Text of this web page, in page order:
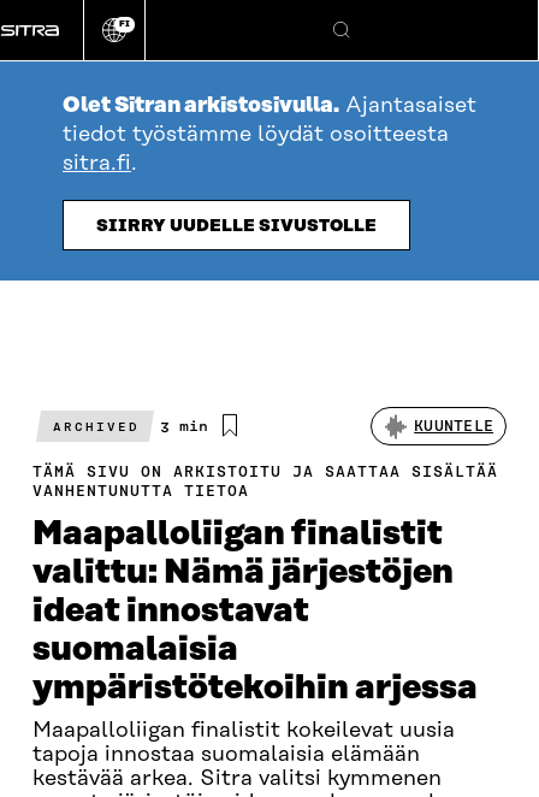
suoraan
sisältöön
Vaihda
kieli
FI
Hae
Olet Sitran arkistosivulla. Ajantasaiset
tiedot työstämme löydät osoitteesta
sitra.fi.
SIIRRY UUDELLE SIVUSTOLLE
ARCHIVED
Arvioitu
3 min KUUNTELE
TÄMÄ SIVU ON ARKISTOITU JA SAATTAA SISÄLTÄÄ
VANHENTUNUTTA TIETOA
Maapalloliigan finalistit
valittu: Nämä järjestöjen
ideat innostavat
suomalaisia
ympäristötekoihin arjessa
Maapalloliigan finalistit kokeilevat uusia
tapoja innostaa suomalaisia elämään
kestävää arkea. Sitra valitsi kymmenen